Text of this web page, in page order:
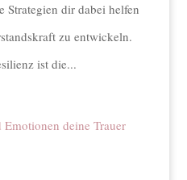
Strategien dir dabei helfen
zu entwickeln.
ist die...